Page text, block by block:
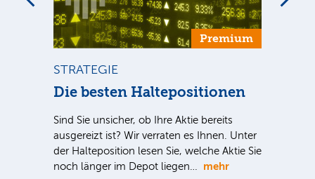
Premium
STRATEGIE
Die besten Haltepositionen
Sind Sie unsicher, ob Ihre Aktie bereits
ausgereizt ist? Wir verraten es Ihnen. Unter
der Halteposition lesen Sie, welche Aktie Sie
noch länger im Depot liegen… mehr